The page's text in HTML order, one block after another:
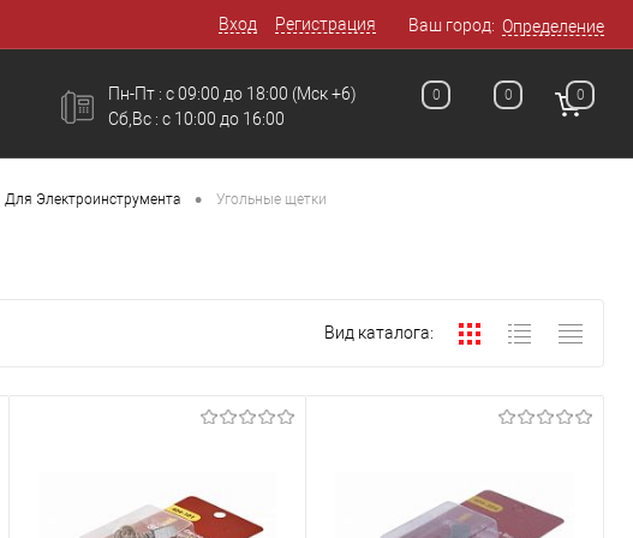
Вход Регистрация Ваш город: Определение
Пн-Пт : с 09:00 до 18:00
Сб,Вс : c 10:00 до 16:00
(Мск +6) 0 0 0
Для Электроинструмента • Угольные щетки
Вид каталога: